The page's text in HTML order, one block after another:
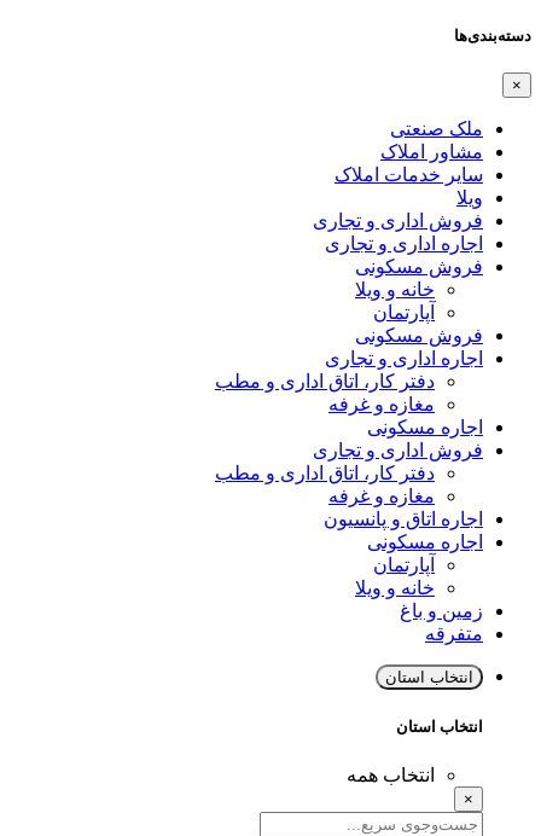
دسته‌بندی‌ها
×
ملک صنعتی
مشاور املاک
سایر خدمات املاک
ویلا
فروش اداری و تجاری
اجاره اداری و تجاری
فروش مسکونی
خانه و ویلا
آپارتمان
فروش مسکونی
اجاره اداری و تجاری
دفتر کار، اتاق اداری و مطب
مغازه و غرفه
اجاره مسکونی
فروش اداری و تجاری
دفتر کار، اتاق اداری و مطب
مغازه و غرفه
اجاره اتاق و پانسیون
اجاره مسکونی
آپارتمان
خانه و ویلا
زمین و باغ
متفرقه
انتخاب استان
انتخاب استان
انتخاب همه
×